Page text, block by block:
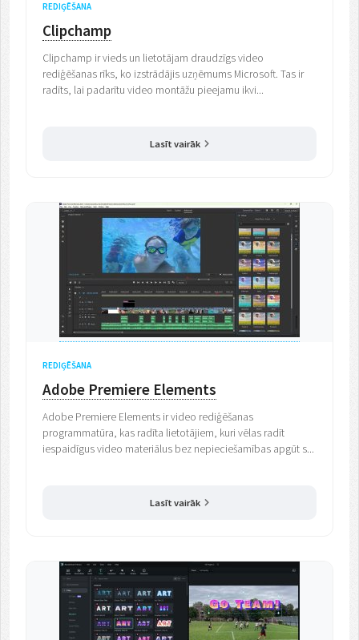
REDIĢĒŠANA
Clipchamp
Clipchamp ir vieds un lietotājam draudzīgs video
rediģēšanas rīks, ko izstrādājis uzņēmums Microsoft. Tas ir
radīts, lai padarītu video montāžu pieejamu ikvi...
Lasīt vairāk
REDIĢĒŠANA
Adobe Premiere Elements
Adobe Premiere Elements ir video rediģēšanas
programmatūra, kas radīta lietotājiem, kuri vēlas radīt
iespaidīgus video materiālus bez nepieciešamības apgūt s...
Lasīt vairāk